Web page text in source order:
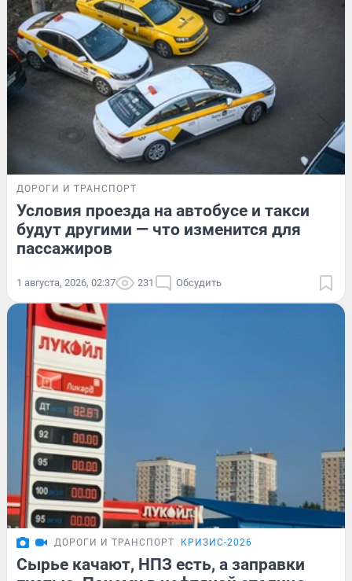
ДОРОГИ И ТРАНСПОРТ
Условия проезда на автобусе и такси
будут другими — что изменится для
пассажиров
1 августа, 2026, 02:37 231 Обсудить
ДОРОГИ И ТРАНСПОРТ КРИЗИС-2026
Сырье качают, НПЗ есть, а заправки